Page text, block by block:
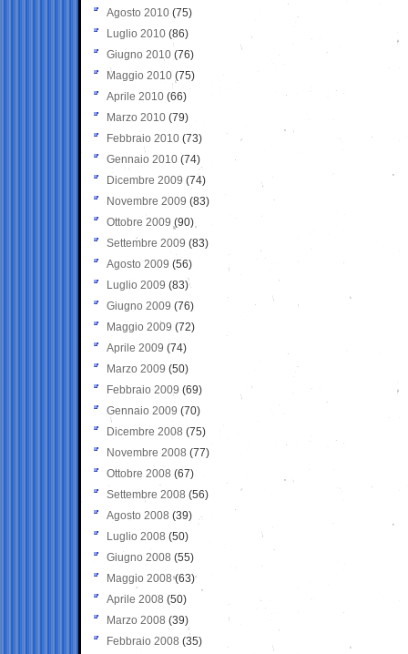
Agosto 2010 (75)
Luglio 2010 (86)
Giugno 2010 (76)
Maggio 2010 (75)
Aprile 2010 (66)
Marzo 2010 (79)
Febbraio 2010 (73)
Gennaio 2010 (74)
Dicembre 2009 (74)
Novembre 2009 (83)
Ottobre 2009 (90)
Settembre 2009 (83)
Agosto 2009 (56)
Luglio 2009 (83)
Giugno 2009 (76)
Maggio 2009 (72)
Aprile 2009 (74)
Marzo 2009 (50)
Febbraio 2009 (69)
Gennaio 2009 (70)
Dicembre 2008 (75)
Novembre 2008 (77)
Ottobre 2008 (67)
Settembre 2008 (56)
Agosto 2008 (39)
Luglio 2008 (50)
Giugno 2008 (55)
Maggio 2008(63)
Aprile 2008 (50)
Marzo 2008 (39)
Febbraio 2008 (35)